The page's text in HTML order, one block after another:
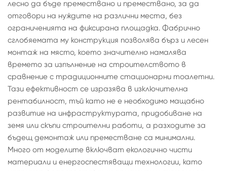
лесно да бъде премествано и премествано, за да
отговори на нуждите на различни места, без
ограниченията на фиксирана площадка. Фабрично
сглобяемата му конструкция позволява бърз и лесен
монтаж на място, което значително намалява
времето за изпълнение на строителството в
сравнение с традиционните стационарни тоалетни.
Тази ефективност се изразява в изключителна
рентабилност, тъй като не е необходимо мащабно
развитие на инфраструктурата, придобиване на
земя или скъпи строителни работи, а разходите за
бъдещ демонтаж или преместване са минимални.
Много от моделите включват екологично чисти
материали и енергоспестяващи технологии, като